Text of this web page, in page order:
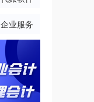
企业服务